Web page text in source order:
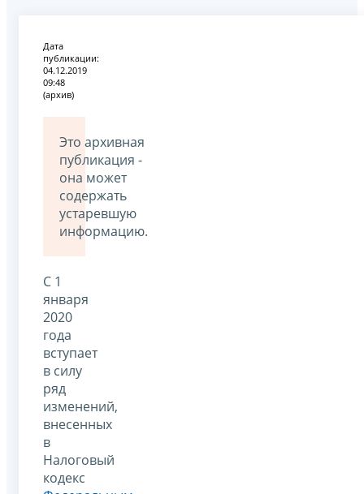
Дата
публикации:
04.12.2019
09:48
(архив)
Это архивная
публикация -
она может
содержать
устаревшую
информацию.
С 1
января
2020
года
вступает
в силу
ряд
изменений,
внесенных
в
Налоговый
кодекс